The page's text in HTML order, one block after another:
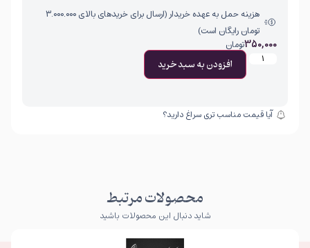
هزینه حمل به عهده خریدار (ارسال برای خریدهای بالای ۳.۰۰۰.۰۰۰
تومان رایگان است)
350,000تومان
افزودن به سبد خرید
آیا قیمت مناسب تری سراغ دارید؟
محصولات مرتبط
شاید دنبال این محصولات باشید